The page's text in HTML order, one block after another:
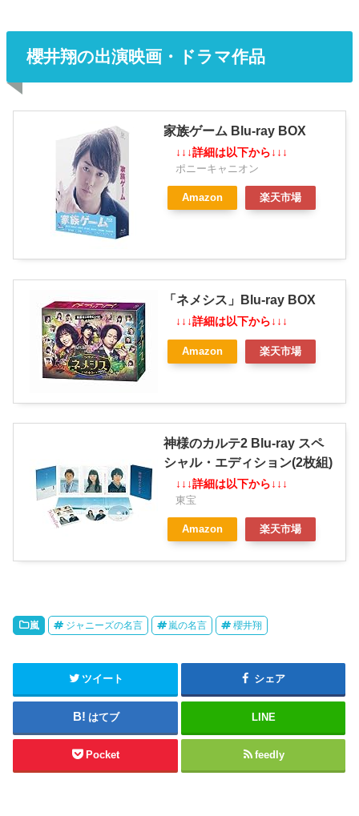
櫻井翔の出演映画・ドラマ作品
家族ゲーム Blu-ray BOX
↓↓↓詳細は以下から↓↓↓
ポニーキャニオン
Amazon 楽天市場
「ネメシス」Blu-ray BOX
↓↓↓詳細は以下から↓↓↓
Amazon 楽天市場
神様のカルテ2 Blu-ray スペ
シャル・エディション(2枚組)
↓↓↓詳細は以下から↓↓↓
東宝
Amazon 楽天市場
嵐 ジャニーズの名言 嵐の名言 櫻井翔
ツイート シェア
はてブ LINE
Pocket feedly